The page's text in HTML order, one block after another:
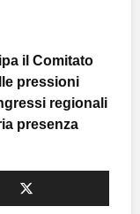
il Comitato
pressioni
regionali
presenza